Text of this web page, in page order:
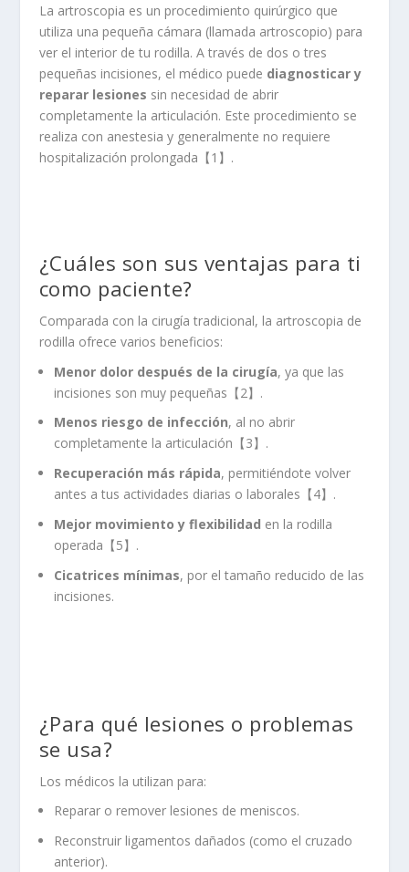
La artroscopia es un procedimiento quirúrgico que
utiliza una pequeña cámara (llamada artroscopio) para
ver el interior de tu rodilla. A través de dos o tres
pequeñas incisiones, el médico puede diagnosticar y
reparar lesiones sin necesidad de abrir
completamente la articulación. Este procedimiento se
realiza con anestesia y generalmente no requiere
hospitalización prolongada【1】.
¿Cuáles son sus ventajas para ti
como paciente?
Comparada con la cirugía tradicional, la artroscopia de
rodilla ofrece varios beneficios:
Menor dolor después de la cirugía, ya que las
incisiones son muy pequeñas【2】.
Menos riesgo de infección, al no abrir
completamente la articulación【3】.
Recuperación más rápida, permitiéndote volver
antes a tus actividades diarias o laborales【4】.
Mejor movimiento y flexibilidad en la rodilla
operada【5】.
Cicatrices mínimas, por el tamaño reducido de las
incisiones.
¿Para qué lesiones o problemas
se usa?
Los médicos la utilizan para:
Reparar o remover lesiones de meniscos.
Reconstruir ligamentos dañados (como el cruzado
anterior).